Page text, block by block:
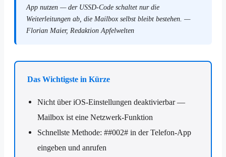
App nutzen — der USSD-Code schaltet nur die
Weiterleitungen ab, die Mailbox selbst bleibt bestehen. —
Florian Maier, Redaktion Apfelwelten
Das Wichtigste in Kürze
Nicht über iOS-Einstellungen deaktivierbar —
Mailbox ist eine Netzwerk-Funktion
Schnellste Methode: ##002# in der Telefon-App
eingeben und anrufen